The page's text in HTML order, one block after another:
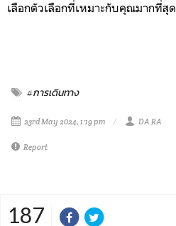
เลือกตัวเลือกที่เหมาะกับคุณมากที่สุด
#การเดินทาง
23rd May 2024, 1:19 pm DA RA
Report
187